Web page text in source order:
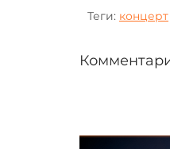
Теги: концерт